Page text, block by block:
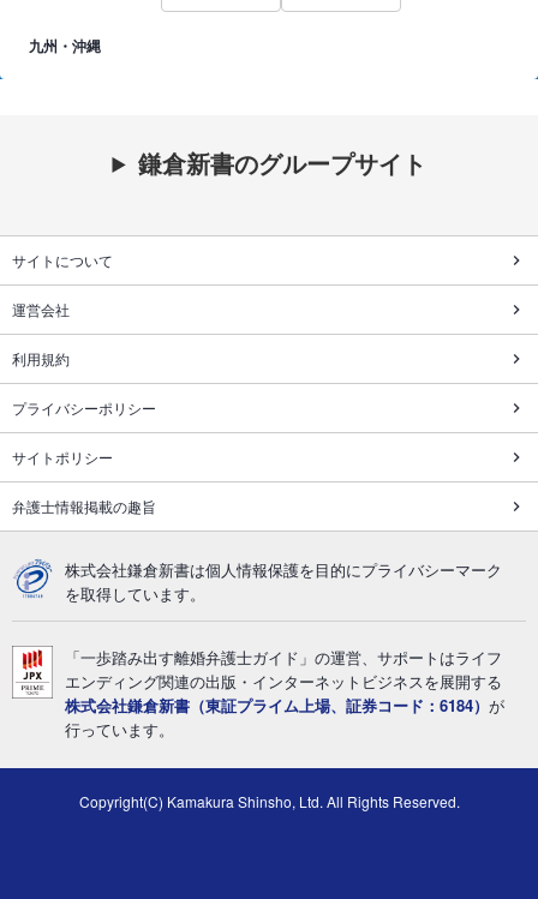
九州・沖縄
鎌倉新書のグループサイト
サイトについて
運営会社
利用規約
プライバシーポリシー
サイトポリシー
弁護士情報掲載の趣旨
株式会社鎌倉新書は個人情報保護を目的にプライバシーマーク
を取得しています。
「一歩踏み出す離婚弁護士ガイド」の運営、サポートはライフ
エンディング関連の出版・インターネットビジネスを展開する
株式会社鎌倉新書（東証プライム上場、証券コード：6184） が
行っています。
Copyright(C) Kamakura Shinsho, Ltd. All Rights Reserved.